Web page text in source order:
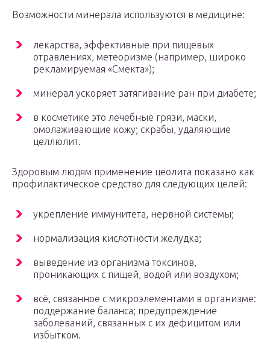
Возможности минерала используются в медицине:
лекарства, эффективные при пищевых
отравлениях, метеоризме (например, широко
рекламируемая «Смекта»);
минерал ускоряет затягивание ран при диабете;
в косметике это лечебные грязи, маски,
омолаживающие кожу; скрабы, удаляющие
целлюлит.
Здоровым людям применение цеолита показано как
профилактическое средство для следующих целей:
укрепление иммунитета, нервной системы;
нормализация кислотности желудка;
выведение из организма токсинов,
проникающих с пищей, водой или воздухом;
всё, связанное с микроэлементами в организме:
поддержание баланса; предупреждение
заболеваний, связанных с их дефицитом или
избытком.